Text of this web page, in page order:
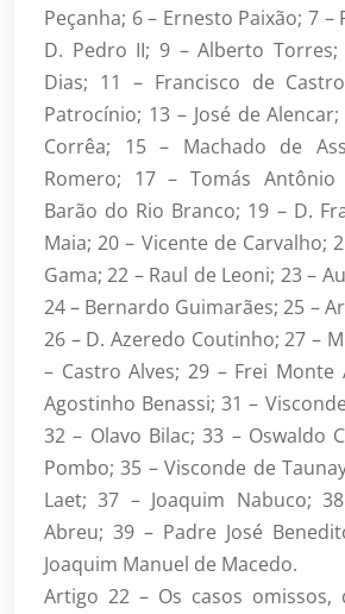
Peçanha; 6 – Ernesto Paixão; 7 –
D. Pedro II; 9 – Alberto Torres;
Dias; 11 – Francisco de
Patrocínio; 13 – José de
Corrêa; 15 – Machado de
Romero; 17 – Tomás Antônio
Barão do Rio Branco; 19 – D.
Maia; 20 – Vicente de Carvalho;
Gama; 22 – Raul de Leoni; 23 –
24 – Bernardo Guimarães; 25 –
26 – D. Azeredo Coutinho; 27 –
– Castro Alves; 29 – Frei Monte
Agostinho Benassi; 31 –
32 – Olavo Bilac; 33 – Oswaldo
Pombo; 35 – Visconde de
Laet; 37 – Joaquim Nabuco;
Abreu; 39 – Padre José
Joaquim Manuel de Macedo.
Artigo 22 – Os casos omissos,